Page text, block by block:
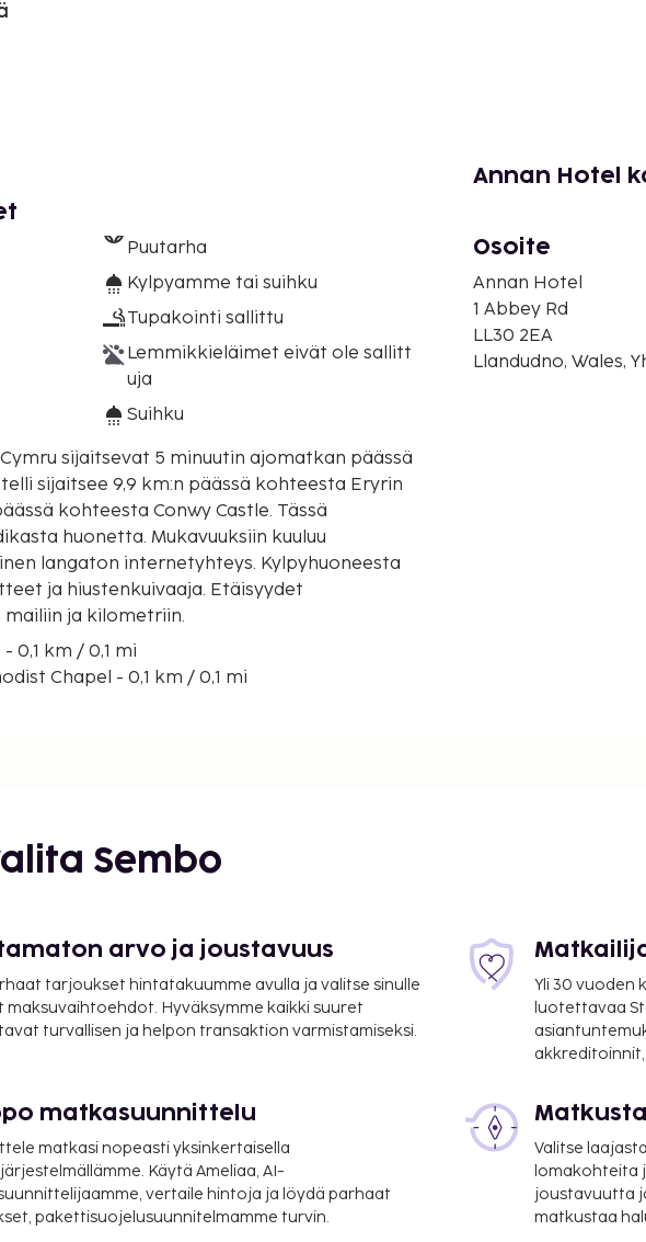
Puutarha
Kylpyamme tai suihku
Tupakointi sallittu
Lemmikkieläimet eivät ole sallitt
uja
Suihku
sijaitsevat 5 minuutin ajomatkan päässä
kohteesta Conwy Castle. Tässä
huonetta. Mukavuuksiin kuuluu
langaton internetyhteys. Kylpyhuoneesta
ja hiustenkuivaaja. Etäisyydet
ja kilometriin.
0,1 km / 0,1 mi
Chapel - 0,1 km / 0,1 mi
- 0,5 km / 0,3 mi
/ 0,4 mi
/ 0,4 mi
Coptic Orthodox Church - 0,8 km / 0,5 mi
/ 0,5 mi
langaton internetyhteys. Ilmainen
päivittäin klo 8.30–10.00.
(päivät saattavat muuttua).
Annan Hotel
Osoite
Annan Hotel
1 Abbey Rd
LL30 2EA
Llandudno, Wales,
Sembo
arvo ja joustavuus
tarjoukset hintatakuumme avulla ja valitse sinulle
maksuvaihtoehdot. Hyväksymme kaikki suuret
turvallisen ja helpon transaktion varmistamiseksi.
Yli 30 vuoden
luotettavaa
matkasuunnittelu
matkasi nopeasti yksinkertaisella
Käytä Ameliaa, AI-
vertaile hintoja ja löydä parhaat
pakettisuojelusuunnitelmamme turvin.
Valitse
lomakohteita
joustavuutta
matkustaa